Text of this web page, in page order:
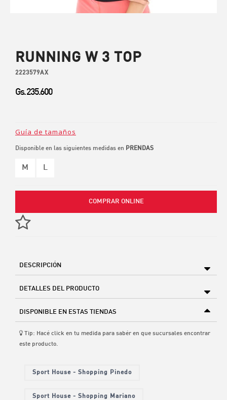
RUNNING W 3 TOP
2223579AX
Gs. 235.600
Guía de tamaños
Disponible en las siguientes medidas en PRENDAS
M L
COMPRAR ONLINE
DESCRIPCIÓN
DETALLES DEL PRODUCTO
DISPONIBLE EN ESTAS TIENDAS
Tip: Hacé click en tu medida para sabér en que sucursales encontrar
este producto.
Sport House - Shopping Pinedo
Sport House - Shopping Mariano